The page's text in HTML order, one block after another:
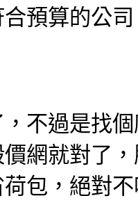
預算的公
不過是找
網就對了
包，絕對